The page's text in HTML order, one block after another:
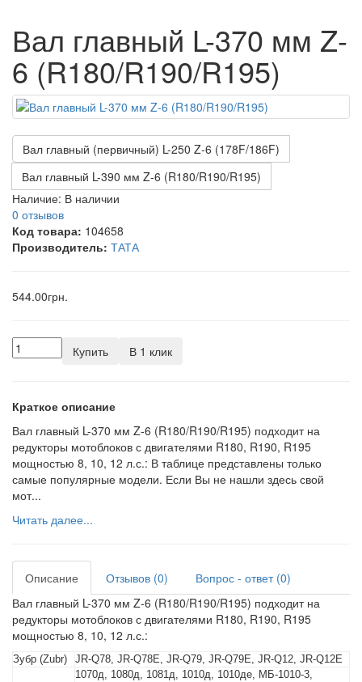
Вал главный L-370 мм Z-
6 (R180/R190/R195)
Вал главный (первичный) L-250 Z-6 (178F/186F)
Вал главный L-390 мм Z-6 (R180/R190/R195)
Наличие: В наличии
0 отзывов
Код товара: 104658
Производитель: ТАТА
544.00грн.
Купить В 1 клик
Краткое описание
Вал главный L-370 мм Z-6 (R180/R190/R195) подходит на
редукторы мотоблоков с двигателями R180, R190, R195
мощностью 8, 10, 12 л.с.: В таблице представлены только
самые популярные модели. Если Вы не нашли здесь свой
мот...
Читать далее...
Описание Отзывов (0)
Вопрос - ответ (0)
Вал главный L-370 мм Z-6 (R180/R190/R195) подходит на
редукторы мотоблоков с двигателями R180, R190, R195
мощностью 8, 10, 12 л.с.:
Зубр (Zubr)
JR-Q78, JR-Q78E, JR-Q79, JR-Q79E, JR-Q12, JR-Q12E
1070д, 1080д, 1081д, 1010д, 1010де, МБ-1010-3,